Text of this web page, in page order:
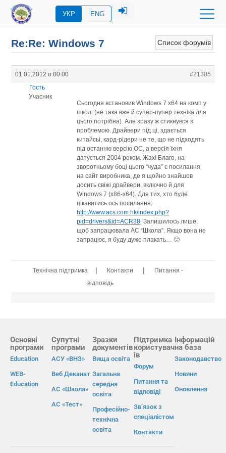
УКР ENG
Список форумів
Re:Re: Windows 7
01.01.2012 о 00:00
#21385
Гость
Учасник
Сьогодня встановив Windows 7 x64 на комп у
школі (не така вже й супер-пупер техніка для
цього потрібна). Але зразу ж стикнувся з
проблемою. Драйвери під ці, здається
китайсьі, кард-рідери не те, що не підходять
під останню версію ОС, а версія їхня
датується 2004 роком. Жах! Благо, на
зворотньому боці цього “чуда” є посилання
на сайт виробника, де я щойно знайшов
досить свіжі драйвери, включно й для
Windows 7 (x86-x64). Для тих, хто буде
цікавитись ось посилання:
http://www.acs.com.hk/index.php?
pid=drivers&id=ACR38 . Залишилось лише,
щоб запрацювала АС “Школа”. Якщо вона не
запрацює, я буду дуже плакать… 🙁
Технічна підтримка | Контакти |
Питання -
відповідь
Основні
програми
Education
WEB-
Education
Супутні
програми
АСУ «ВНЗ»
Веб Деканат
АС «Школа»
АС «Тест»
Зразки
документів
Вища освіта
Загальна
середня
освіта
Професійно-
технічна
освіта
Підтримка
користувач
ів
Форум
Питання та
відповіді
Зв’язок з
спеціалістом
Контакти
Інформацій
на база
Законодавство
Новини
Оновлення